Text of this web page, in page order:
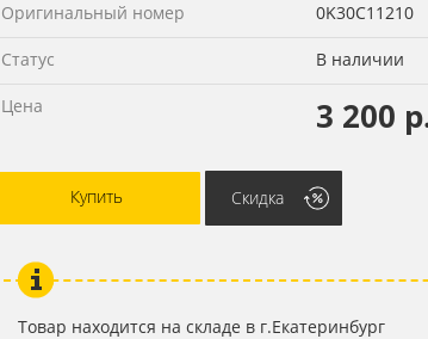
Оригинальный номер 0K30C11210
Статус В наличии
Цена 3 200
Купить Скидка
Товар находится на складе в г.Екатеринбург